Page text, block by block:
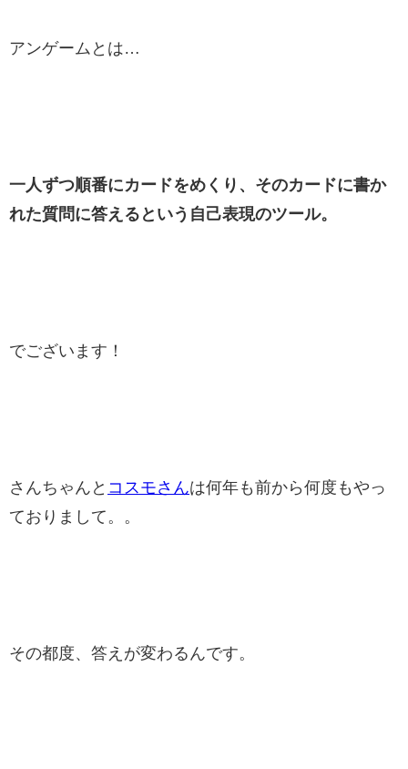
アンゲームとは…
一人ずつ順番にカードをめくり、そのカードに書か
れた質問に答えるという自己表現のツール。
でございます！
さんちゃんと コスモさんは何年も前から何度もやっ
ておりまして。。
その都度、答えが変わるんです。